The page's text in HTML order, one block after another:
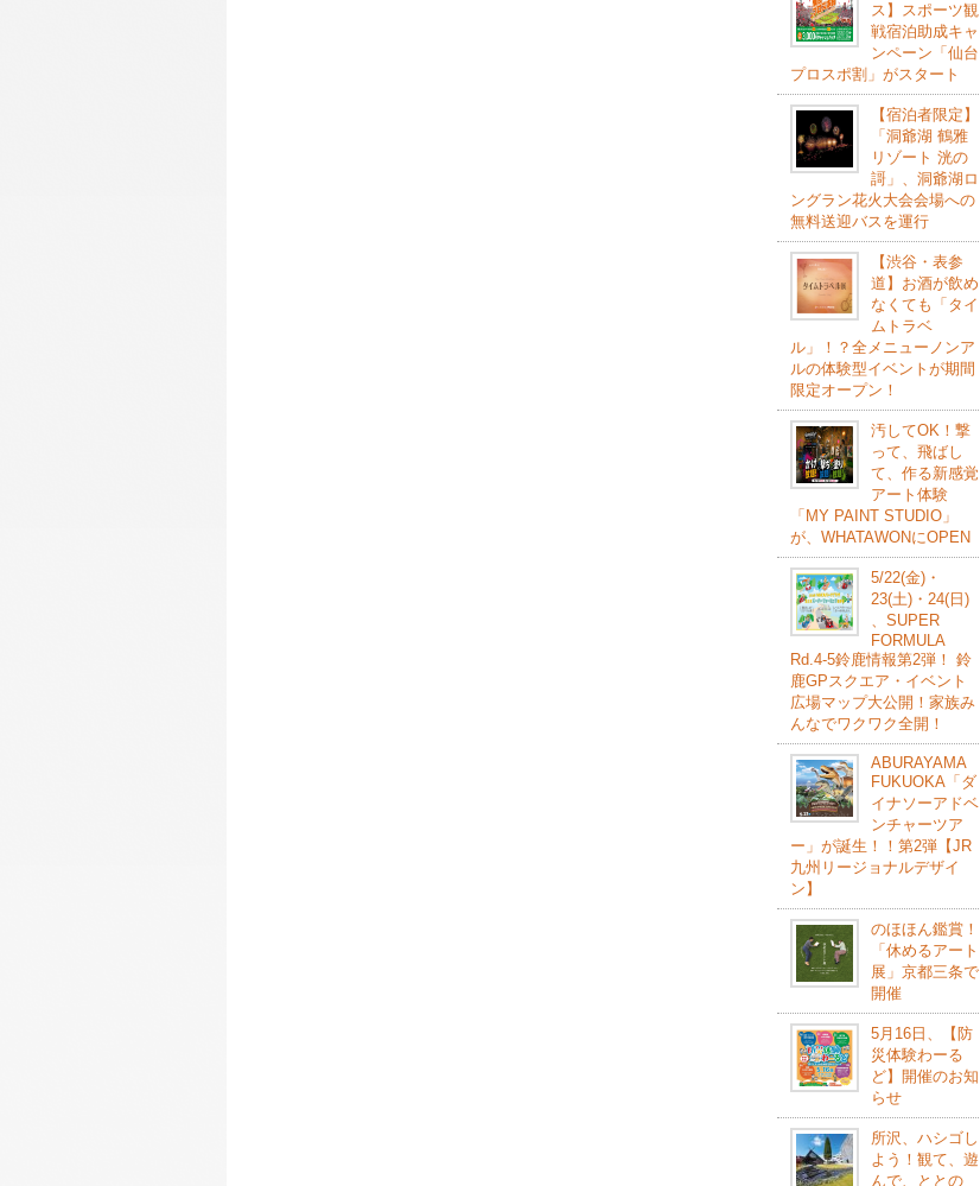
ス】スポーツ観
戦宿泊助成キャ
ンペーン「仙台
プロスポ割」がスタート
【宿泊者限定】
「洞爺湖 鶴雅
リゾート 洸の
謌」、洞爺湖ロ
ングラン花火大会会場への
無料送迎バスを運行
【渋谷・表参
道】お酒が飲め
なくても「タイ
ムトラベ
ル」！？全メニューノンア
ルの体験型イベントが期間
限定オープン！
汚してOK！撃
って、飛ばし
て、作る新感覚
アート体験
「MY PAINT STUDIO」
が、WHATAWONにOPEN
5/22(⾦)・
23(⼟)・24(⽇)
、SUPER
FORMULA
Rd.4-5鈴⿅情報第2弾！ 鈴
⿅GPスクエア・イベント
広場マップ⼤公開！家族み
んなでワクワク全開！
ABURAYAMA
FUKUOKA「ダ
イナソーアドベ
ンチャーツア
ー」が誕生！！第2弾【JR
九州リージョナルデザイ
ン】
のほほん鑑賞！
「休めるアート
展」京都三条で
開催
5月16日、【防
災体験わーる
ど】開催のお知
らせ
所沢、ハシゴし
よう！観て、遊
んで、ととの